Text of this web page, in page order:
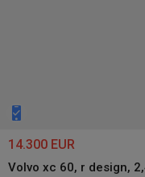
14.300 EUR
Volvo xc 60, r design,